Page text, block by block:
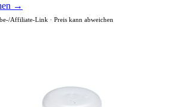
→
Affiliate-Link · Preis kann abweichen